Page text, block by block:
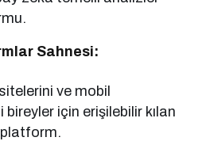
Sahnesi:
ve mobil
bireyler için erişilebilir kılan